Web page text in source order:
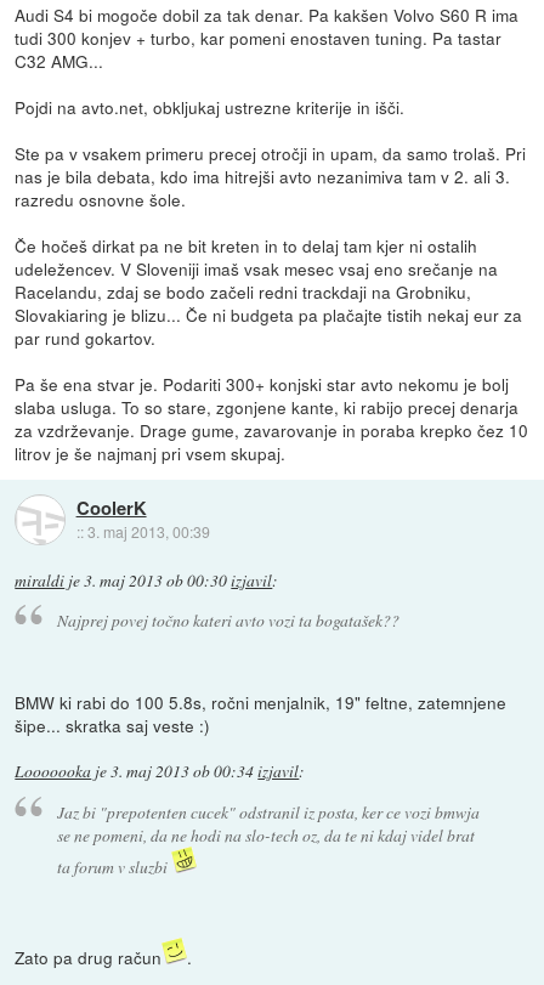
Audi S4 bi mogoče dobil za tak denar. Pa kakšen Volvo S60 R ima
tudi 300 konjev + turbo, kar pomeni enostaven tuning. Pa tastar
C32 AMG...
Pojdi na avto.net, obkljukaj ustrezne kriterije in išči.
Ste pa v vsakem primeru precej otročji in upam, da samo trolaš. Pri
nas je bila debata, kdo ima hitrejši avto nezanimiva tam v 2. ali 3.
razredu osnovne šole.
Če hočeš dirkat pa ne bit kreten in to delaj tam kjer ni ostalih
udeležencev. V Sloveniji imaš vsak mesec vsaj eno srečanje na
Racelandu, zdaj se bodo začeli redni trackdaji na Grobniku,
Slovakiaring je blizu... Če ni budgeta pa plačajte tistih nekaj eur za
par rund gokartov.
Pa še ena stvar je. Podariti 300+ konjski star avto nekomu je bolj
slaba usluga. To so stare, zgonjene kante, ki rabijo precej denarja
za vzdrževanje. Drage gume, zavarovanje in poraba krepko čez 10
litrov je še najmanj pri vsem skupaj.
CoolerK
::3. maj 2013, 00:39
miraldi je3. maj 2013 ob 00:30izjavil:
Najprej povej točno kateri avto vozi ta bogatašek??
BMW ki rabi do 100 5.8s, ročni menjalnik, 19" feltne, zatemnjene
šipe... skratka saj veste :)
Looooooka je3. maj 2013 ob 00:34izjavil:
Jaz bi "prepotenten cucek" odstranil iz posta, ker ce vozi bmwja
se ne pomeni, da ne hodi na slo-tech oz, da te ni kdaj videl brat
ta forum v sluzbi
Zato pa drug račun .